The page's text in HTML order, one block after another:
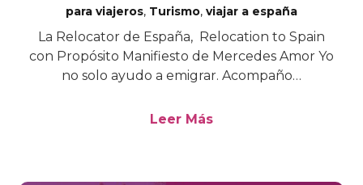
para viajeros, Turismo, viajar a españa
La Relocator de España, Relocation to Spain
con Propósito Manifiesto de Mercedes Amor Yo
no solo ayudo a emigrar. Acompaño…
Leer Más